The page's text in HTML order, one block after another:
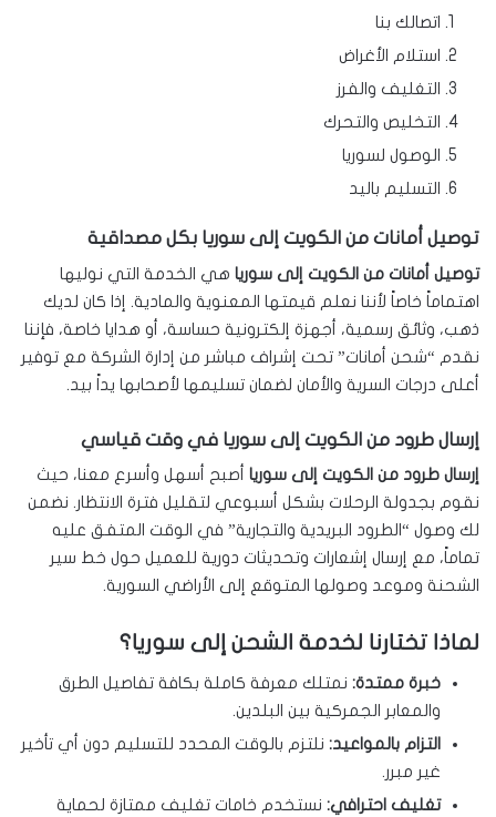
اتصالك بنا
استلام الأغراض
التغليف والفرز
التخليص والتحرك
الوصول لسوريا
التسليم باليد
توصيل أمانات من الكويت إلى سوريا بكل مصداقية
توصيل أمانات من الكويت إلى سوريا هي الخدمة التي نوليها
اهتماماً خاصاً لأننا نعلم قيمتها المعنوية والمادية. إذا كان لديك
ذهب، وثائق رسمية، أجهزة إلكترونية حساسة، أو هدايا خاصة، فإننا
نقدم “شحن أمانات” تحت إشراف مباشر من إدارة الشركة مع توفير
أعلى درجات السرية والأمان لضمان تسليمها لأصحابها يداً بيد.
إرسال طرود من الكويت إلى سوريا في وقت قياسي
إرسال طرود من الكويت إلى سوريا أصبح أسهل وأسرع معنا، حيث
نقوم بجدولة الرحلات بشكل أسبوعي لتقليل فترة الانتظار. نضمن
لك وصول “الطرود البريدية والتجارية” في الوقت المتفق عليه
تماماً، مع إرسال إشعارات وتحديثات دورية للعميل حول خط سير
الشحنة وموعد وصولها المتوقع إلى الأراضي السورية.
لماذا تختارنا لخدمة الشحن إلى سوريا؟
خبرة ممتدة: نمتلك معرفة كاملة بكافة تفاصيل الطرق
والمعابر الجمركية بين البلدين.
التزام بالمواعيد: نلتزم بالوقت المحدد للتسليم دون أي تأخير
غير مبرر.
تغليف احترافي: نستخدم خامات تغليف ممتازة لحماية